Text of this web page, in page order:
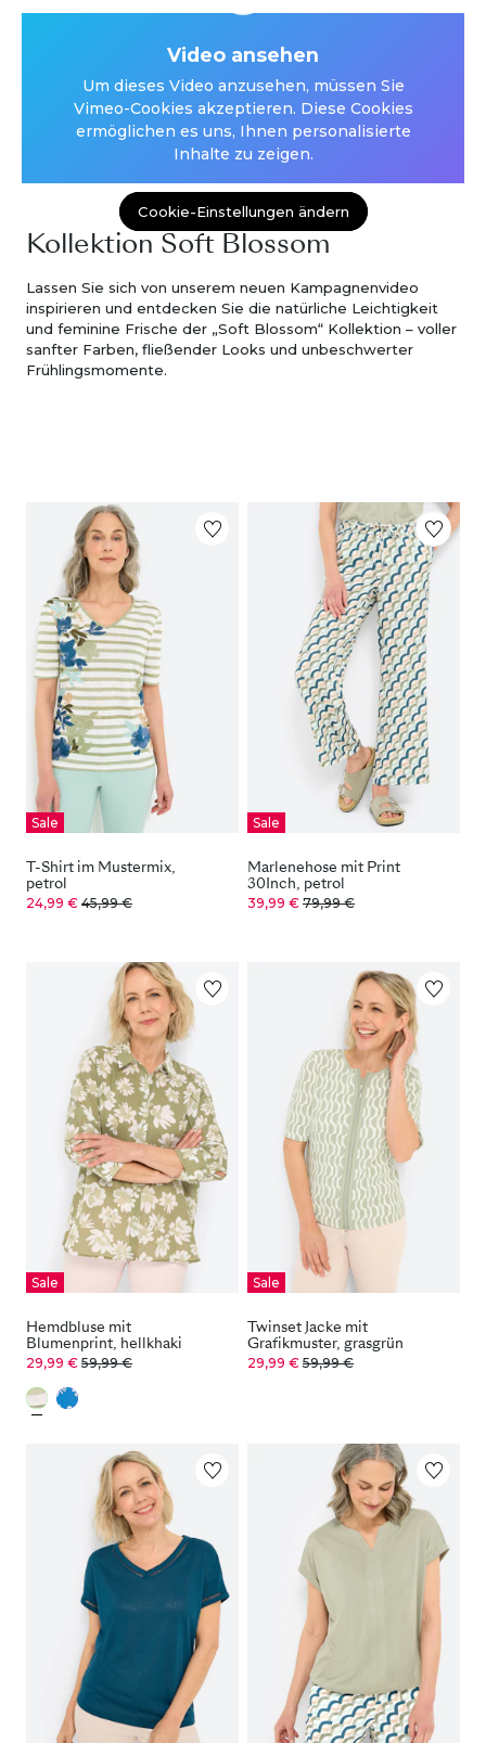
Video ansehen
Um dieses Video anzusehen, müssen Sie
Vimeo-Cookies akzeptieren. Diese Cookies
ermöglichen es uns, Ihnen personalisierte
Inhalte zu zeigen.
Cookie-Einstellungen ändern
Video ansehen
Um dieses Video anzusehen, müssen Sie
Vimeo-Cookies akzeptieren. Diese Cookies
ermöglichen es uns, Ihnen personalisierte
Inhalte zu zeigen.
Cookie-Einstellungen ändern
Kollektion Soft Blossom
Lassen Sie sich von unserem neuen Kampagnenvideo
inspirieren und entdecken Sie die natürliche Leichtigkeit
und feminine Frische der „Soft Blossom“ Kollektion – voller
sanfter Farben, fließender Looks und unbeschwerter
Frühlingsmomente.
Sale
T-Shirt im Mustermix,
petrol
24,99 € 45,99 €
Sale
Marlenehose mit Print
30Inch, petrol
39,99 € 79,99 €
Sale
Hemdbluse mit
Blumenprint, hellkhaki
29,99 € 59,99 €
Sale
Twinset Jacke mit
Grafikmuster, grasgrün
29,99 € 59,99 €